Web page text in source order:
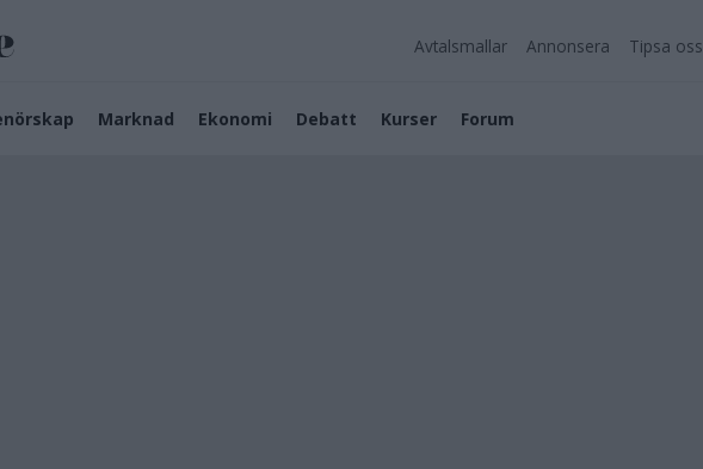
Avtalsmallar Annonsera Tipsa oss
Marknad Ekonomi Debatt Kurser Forum